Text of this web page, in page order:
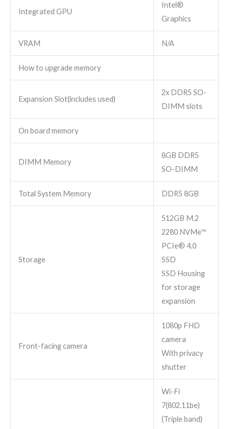
Integrated GPU
Intel®
Graphics
VRAM N/A
How to upgrade memory
Expansion Slot(includes used)
2x DDR5 SO-
DIMM slots
On board memory
DIMM Memory
8GB DDR5
SO-DIMM
Total System Memory DDR5 8GB
Storage
512GB M.2
2280 NVMe™
PCIe® 4.0
SSD
SSD Housing
for storage
expansion
Front-facing camera
1080p FHD
camera
With privacy
shutter
Wi-Fi
7(802.11be)
(Triple band)